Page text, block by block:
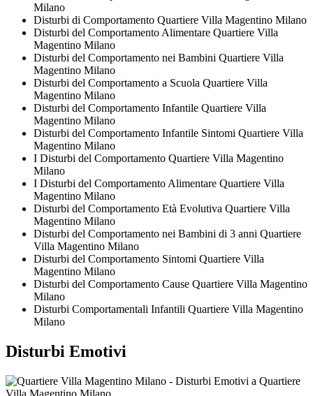
Milano
Disturbi di Comportamento Quartiere Villa Magentino Milano
Disturbi del Comportamento Alimentare Quartiere Villa
Magentino Milano
Disturbi del Comportamento nei Bambini Quartiere Villa
Magentino Milano
Disturbi del Comportamento a Scuola Quartiere Villa
Magentino Milano
Disturbi del Comportamento Infantile Quartiere Villa
Magentino Milano
Disturbi del Comportamento Infantile Sintomi Quartiere Villa
Magentino Milano
I Disturbi del Comportamento Quartiere Villa Magentino
Milano
I Disturbi del Comportamento Alimentare Quartiere Villa
Magentino Milano
Disturbi del Comportamento Età Evolutiva Quartiere Villa
Magentino Milano
Disturbi del Comportamento nei Bambini di 3 anni Quartiere
Villa Magentino Milano
Disturbi del Comportamento Sintomi Quartiere Villa
Magentino Milano
Disturbi del Comportamento Cause Quartiere Villa Magentino
Milano
Disturbi Comportamentali Infantili Quartiere Villa Magentino
Milano
Disturbi Emotivi